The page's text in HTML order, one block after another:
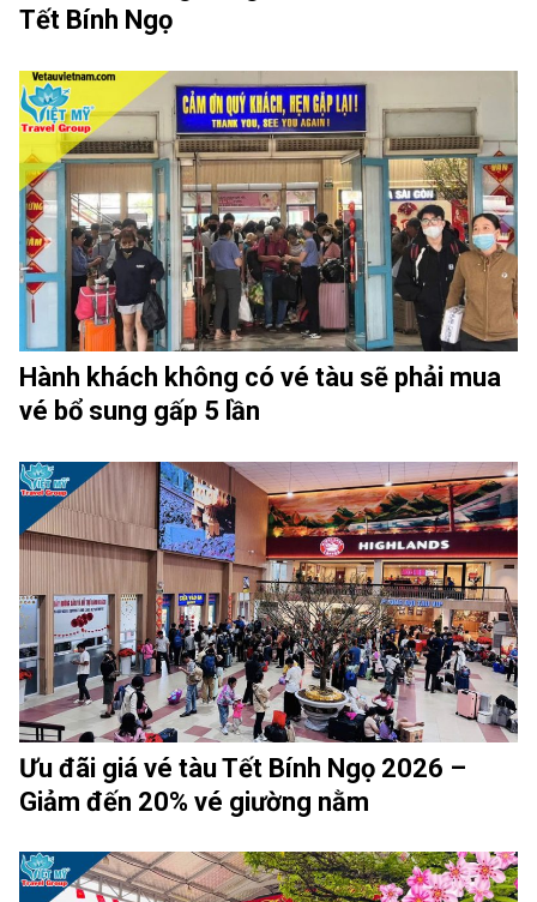
Tết Bính Ngọ
Hành khách không có vé tàu sẽ phải mua
vé bổ sung gấp 5 lần
Ưu đãi giá vé tàu Tết Bính Ngọ 2026 –
Giảm đến 20% vé giường nằm